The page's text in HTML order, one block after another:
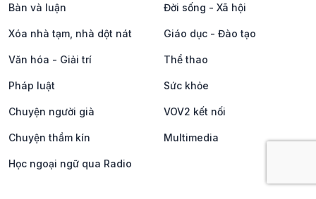
Bàn và luận Đời sống - Xã hội
Xóa nhà tạm, nhà dột nát Giáo dục - Đào tạo
Văn hóa - Giải trí Thể thao
Pháp luật Sức khỏe
Chuyện người già VOV2 kết nối
Chuyện thầm kín Multimedia
Học ngoại ngữ qua Radio